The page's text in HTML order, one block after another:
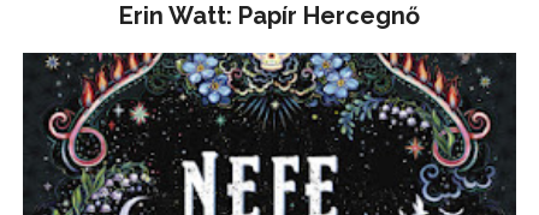
Erin Watt: Papír Hercegnő